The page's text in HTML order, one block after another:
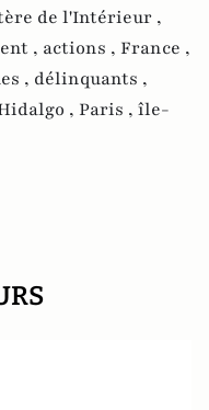
de l'Intérieur ,
, actions , France ,
, délinquants ,
, Paris , île-